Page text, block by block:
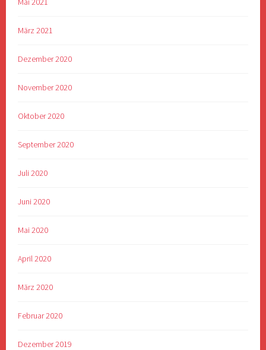
März 2021
Dezember 2020
November 2020
Oktober 2020
September 2020
Juli 2020
Juni 2020
Mai 2020
April 2020
März 2020
Februar 2020
Dezember 2019